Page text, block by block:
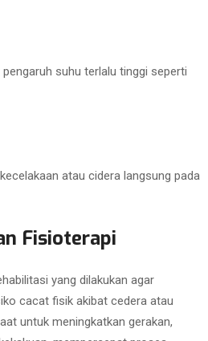
suhu terlalu tinggi seperti
atau cidera langsung pada
Fisioterapi
yang dilakukan agar
cacat fisik akibat cedera atau
untuk meningkatkan gerakan,